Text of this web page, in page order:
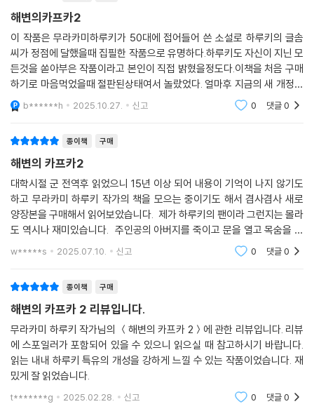
해변의카프카2
이 작품은 무라카미하루키가 50대에 접어들어 쓴 소설로 하루키의 글솜
씨가 정점에 달했을때 집필한 작품으로 유명하다.하루키도 자신이 지닌 모
든것을 쏟아부은 작품이라고 본인이 직접 밝혔을정도다.이책을 처음 구매
하기로 마음먹었을때 절판된상태여서 놀랐었다. 얼마후 지금의 새 개정판
이 나왔는데 1권이 품절상태였다. 한번에 구입하려고 기다리다보니 1권이
입고되니 2권이 또 품
b******h 2025.10.27. 신고 0 댓글0
종이책 구매
해변의 카프카2
대학시절 군 전역후 읽었으니 15년 이상 되어 내용이 기억이 나지 않기도
하고 무라카미 하루키 작가의 책을 모으는 중이기도 해서 겸사겸사 새로
양장본을 구매해서 읽어보았습니다. 제가 하루키의 팬이라 그런지는 몰라
도 역시나 재미있습니다. 주인공의 아버지를 죽이고 문을 열고 목숨을 잃
은 노인 나카타 사토, 그 노인을 도와주는 호시노, 아버지의 예언에서 벗
w*****s 2025.07.10. 신고 0 댓글0
종이책 구매
해변의 카프카 2 리뷰입니다.
무라카미 하루키 작가님의 ＜해변의 카프카 2＞에 관한 리뷰입니다. 리뷰
에 스포일러가 포함되어 있을 수 있으니 읽으실 때 참고하시기 바랍니다.
읽는 내내 하루키 특유의 개성을 강하게 느낄 수 있는 작품이었습니다. 재
밌게 잘 읽었습니다.
t*******g 2025.02.28. 신고 0 댓글0